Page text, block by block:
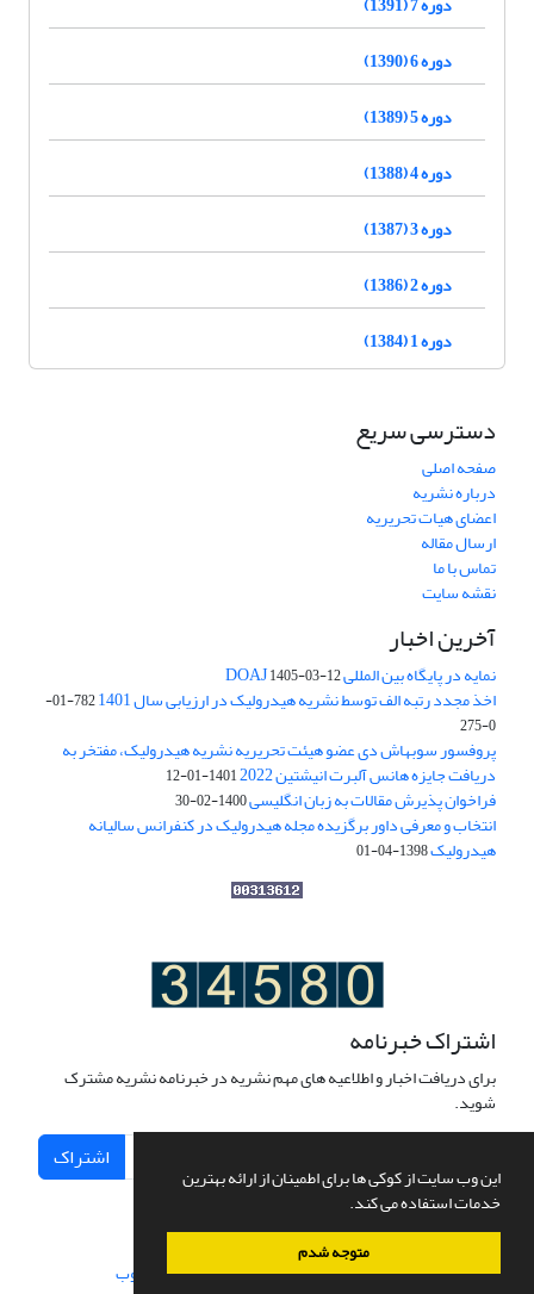
این وب سایت از کوکی ها برای اطمینان از ارائه بهترین
خدمات استفاده می کند.
متوجه شدم
دوره 6 (1390)
دوره 5 (1389)
دوره 4 (1388)
دوره 3 (1387)
دوره 2 (1386)
دوره 1 (1384)
دسترسی سریع
صفحه اصلی
درباره نشریه
اعضای هیات تحریریه
ارسال مقاله
تماس با ما
نقشه سایت
آخرین اخبار
نمایه در پایگاه بین المللی DOAJ1405-03-12
اخذ مجدد رتبه الف توسط نشریه هیدرولیک در ارزیابی سال 1401
782-01-
0-275
پروفسور سوبهاش دی عضو هیئت تحریریه نشریه هیدرولیک، مفتخر به
دریافت جایزه هانس آلبرت انیشتین 2022 1401-01-12
فراخوان پذیرش مقالات به زبان انگلیسی1400-02-30
انتخاب و معرفی داور برگزیده مجله هیدرولیک در کنفرانس سالیانه
هیدرولیک1398-04-01
اشتراک خبرنامه
برای دریافت اخبار و اطلاعیه های مهم نشریه در خبرنامه نشریه مشترک
شوید.
اشتراک
سامانه مدیریت نشریات علمی.طراحی و پیاده سازی از سیناوب